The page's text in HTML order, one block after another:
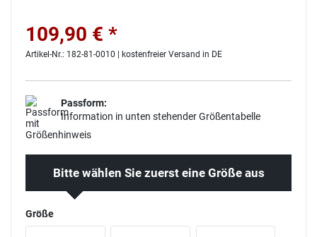
109,90 € *
Artikel-Nr.: 182-81-0010 | kostenfreier Versand in DE
Passform:
Information in unten stehender Größentabelle
Bitte wählen Sie zuerst eine Größe aus
Größe